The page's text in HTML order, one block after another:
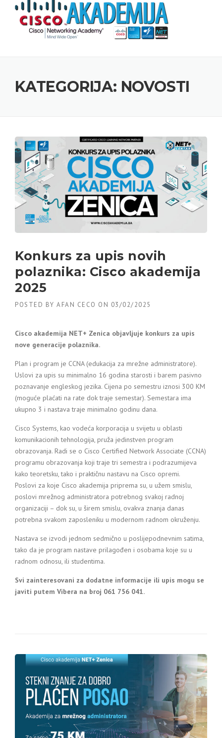
Skip to content
KATEGORIJA: NOVOSTI
Konkurs za upis novih
polaznika: Cisco akademija
2025
POSTED BY AFAN CECO ON 03/02/2025
Cisco akademija NET+ Zenica objavljuje konkurs za upis
nove generacije polaznika.
Plan i program je CCNA (edukacija za mrežne administratore).
Uslovi za upis su minimalno 16 godina starosti i barem pasivno
poznavanje engleskog jezika. Cijena po semestru iznosi 300 KM
(moguće plaćati na rate dok traje semestar). Semestara ima
ukupno 3 i nastava traje minimalno godinu dana.
Cisco Systems, kao vodeća korporacija u svijetu u oblasti
komunikacionih tehnologija, pruža jedinstven program
obrazovanja. Radi se o Cisco Certified Network Associate (CCNA)
programu obrazovanja koji traje tri semestra i podrazumijeva
kako teoretsku, tako i praktičnu nastavu na Cisco opremi.
Poslovi za koje Cisco akademija priprema su, u užem smislu,
poslovi mrežnog administratora potrebnog svakoj radnoj
organizaciji – dok su, u širem smislu, ovakva znanja danas
potrebna svakom zaposleniku u modernom radnom okruženju.
Nastava se izvodi jednom sedmično u poslijepodnevnim satima,
tako da je program nastave prilagođen i osobama koje su u
radnom odnosu, ili studentima.
Svi zainteresovani za dodatne informacije ili upis mogu se
javiti putem Vibera na broj 061 756 041.